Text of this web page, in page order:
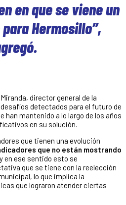
en que se viene un
Hermosillo”,
director general de la
detectados para el futuro de
han mantenido a lo largo de los años
en su solución.
que tienen una evolución
que no están mostrando
y en ese sentido esto se
que se tiene con la reelección
lo que implica la
que lograron atender ciertas